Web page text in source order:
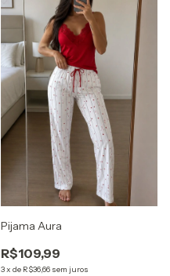
Pijama Aura
R$109,99
3x de R$36,66 sem juros